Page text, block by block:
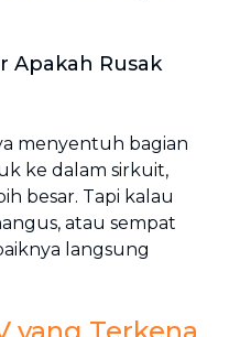
Apakah Rusak
menyentuh bagian
ke dalam sirkuit,
besar. Tapi kalau
atau sempat
langsung